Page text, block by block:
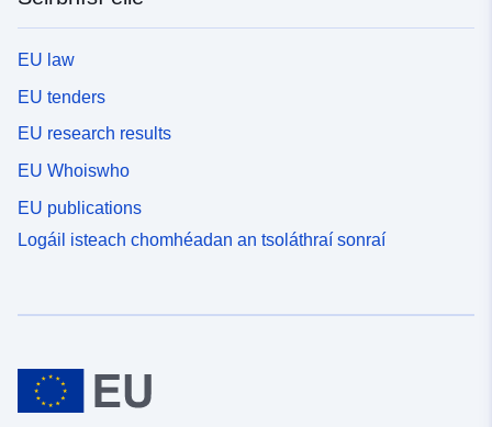
EU law
EU tenders
EU research results
EU Whoiswho
EU publications
Logáil isteach chomhéadan an tsoláthraí sonraí